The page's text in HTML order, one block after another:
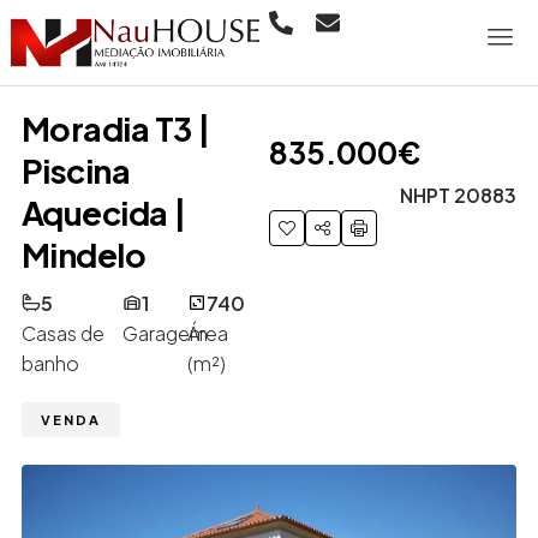
Moradia T3 |
Piscina
Aquecida |
Mindelo
Casas de
banho
5
Garagem
1
Área
(m²)
740
VENDA
835.000€
NHPT 20883